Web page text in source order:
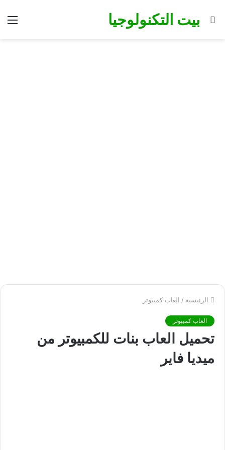
بيت التكنولوجيا
بحث
الرئيسية / العاب كمبيوتر
العاب كمبيوتر
تحميل العاب بنات للكمبيوتر من
ميديا فاير